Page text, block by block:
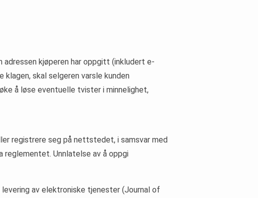
kjøperen har oppgitt (inkludert e-
skal selgeren varsle kunden
å løse eventuelle tvister i minnelighet,
registrere seg på nettstedet, i samsvar med
Unnlatelse av å oppgi
av elektroniske tjenester (Journal of